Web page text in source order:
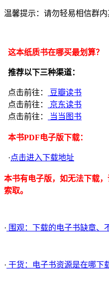
温馨提示：请勿轻易相信群内
这本纸质书在哪买最划算？
推荐以下三种渠道：
点击前往：
豆瓣读书
点击前往：
京东读书
点击前往：
当当图书
本书PDF电子版下载：
·点击进入下载地址
本书有电子版，如无法下载
索取。
· 围观：下载的电子书缺章、
· 干货：电子书资源是在哪下